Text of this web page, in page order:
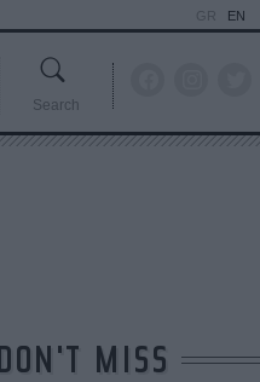
GR EN
Search
DON'T MISS